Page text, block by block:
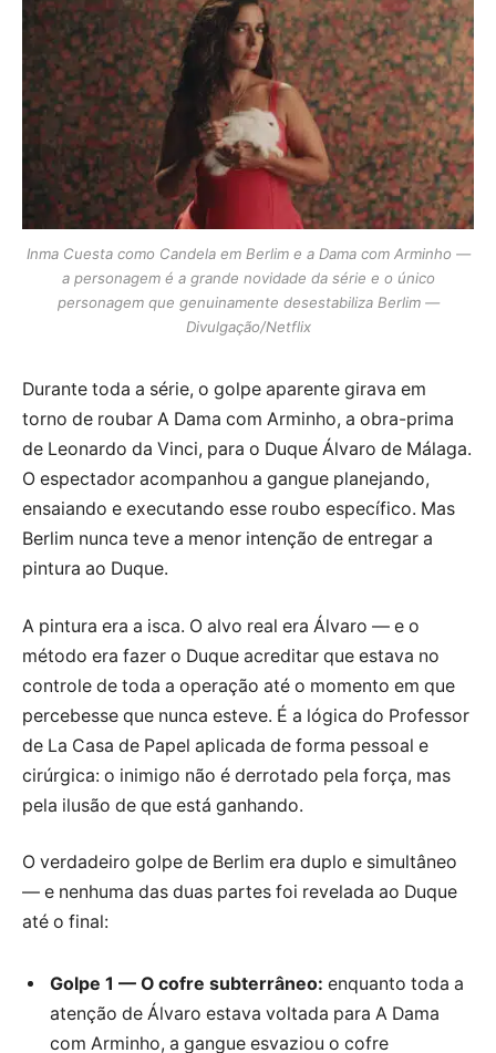
Inma Cuesta como Candela em Berlim e a Dama com Arminho —
a personagem é a grande novidade da série e o único
personagem que genuinamente desestabiliza Berlim —
Divulgação/Netflix
Durante toda a série, o golpe aparente girava em
torno de roubar A Dama com Arminho, a obra-prima
de Leonardo da Vinci, para o Duque Álvaro de Málaga.
O espectador acompanhou a gangue planejando,
ensaiando e executando esse roubo específico. Mas
Berlim nunca teve a menor intenção de entregar a
pintura ao Duque.
A pintura era a isca. O alvo real era Álvaro — e o
método era fazer o Duque acreditar que estava no
controle de toda a operação até o momento em que
percebesse que nunca esteve. É a lógica do Professor
de La Casa de Papel aplicada de forma pessoal e
cirúrgica: o inimigo não é derrotado pela força, mas
pela ilusão de que está ganhando.
O verdadeiro golpe de Berlim era duplo e simultâneo
— e nenhuma das duas partes foi revelada ao Duque
até o final:
Golpe 1 — O cofre subterrâneo: enquanto toda a
atenção de Álvaro estava voltada para A Dama
com Arminho, a gangue esvaziou o cofre